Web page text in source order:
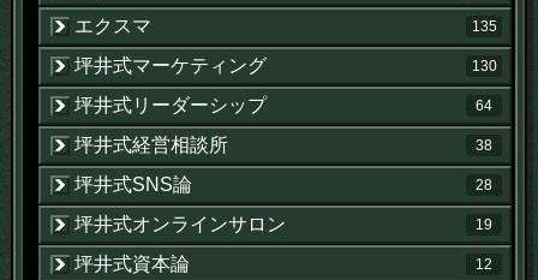
エクスマ 135
坪井式マーケティング 130
坪井式リーダーシップ 64
坪井式経営相談所 38
坪井式SNS論 28
坪井式オンラインサロン 19
坪井式資本論 12